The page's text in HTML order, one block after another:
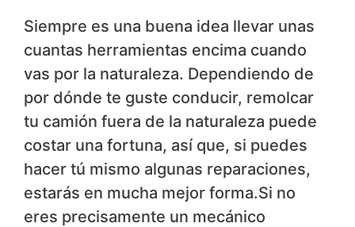
Siempre es una buena idea llevar unas
cuantas herramientas encima cuando
vas por la naturaleza. Dependiendo de
por dónde te guste conducir, remolcar
tu camión fuera de la naturaleza puede
costar una fortuna, así que, si puedes
hacer tú mismo algunas reparaciones,
estarás en mucha mejor forma.Si no
eres precisamente un mecánico